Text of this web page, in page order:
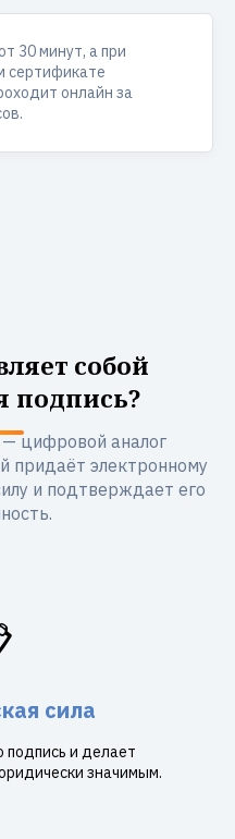
30 минут, а при
онлайн за
собой
подпись?
цифровой аналог
придаёт электронному
и подтверждает его
сила
подпись и делает
значимым.